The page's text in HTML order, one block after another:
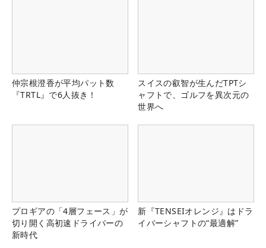
仲宗根澄香が平均パット数
『TRTL』で6人抜き！
スイスの叡智が生んだTPTシ
ャフトで、ゴルフを異次元の
世界へ
プロギアの「4層フェース」が
切り開く高初速ドライバーの
新時代
新『TENSEIオレンジ』はドラ
イバーシャフトの“最適解”